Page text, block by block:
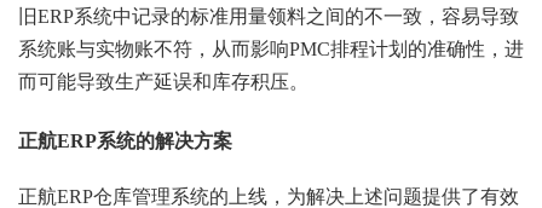
旧ERP系统中记录的标准用量领料之间的不一致，容易导致
系统账与实物账不符，从而影响PMC排程计划的准确性，进
而可能导致生产延误和库存积压。
正航ERP系统的解决方案
正航ERP仓库管理系统的上线，为解决上述问题提供了有效